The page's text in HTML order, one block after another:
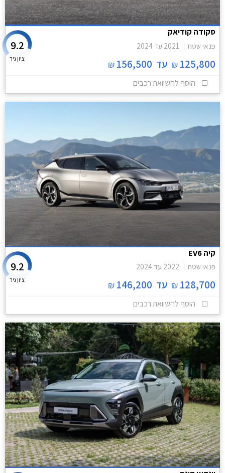
סקודה קודיאק
פנאי שטח 2021 עד 2024
125,800
₪ עד 156,500
₪
9.2
ציון גיר
הוסף להשוואת רכבים
קיה EV6
פנאי שטח 2022 עד 2024
128,700
₪ עד 146,200
₪
9.2
ציון גיר
הוסף להשוואת רכבים